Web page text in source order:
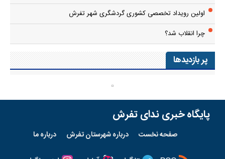
اولین رویداد تخصصی کشوری گردشگری شهر تفرش
چرا انقلاب شد؟
پر بازدیدها
پایگاه خبری ندای تفرش
صفحه نخست درباره شهرستان تفرش درباره ما